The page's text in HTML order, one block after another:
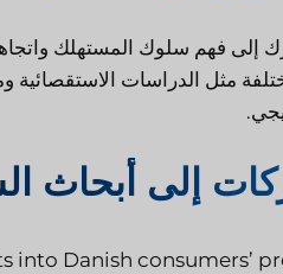
فهم سلوك المستهلك
مثل الدراسات الاستقصائية
إلى أبحاث
into Danish consumers’